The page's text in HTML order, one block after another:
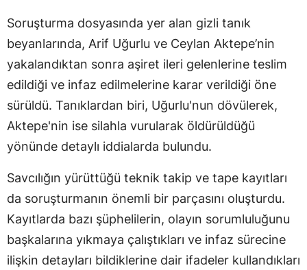
Soruşturma dosyasında yer alan gizli tanık
beyanlarında, Arif Uğurlu ve Ceylan Aktepe’nin
yakalandıktan sonra aşiret ileri gelenlerine teslim
edildiği ve infaz edilmelerine karar verildiği öne
sürüldü. Tanıklardan biri, Uğurlu'nun dövülerek,
Aktepe'nin ise silahla vurularak öldürüldüğü
yönünde detaylı iddialarda bulundu.
Savcılığın yürüttüğü teknik takip ve tape kayıtları
da soruşturmanın önemli bir parçasını oluşturdu.
Kayıtlarda bazı şüphelilerin, olayın sorumluluğunu
başkalarına yıkmaya çalıştıkları ve infaz sürecine
ilişkin detayları bildiklerine dair ifadeler kullandıkları